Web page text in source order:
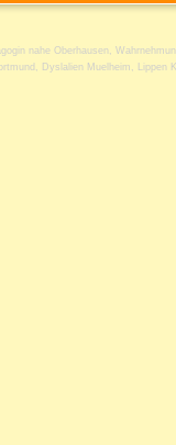
nahe Oberhausen ,
, Dyslalien Muelheim , Lippen